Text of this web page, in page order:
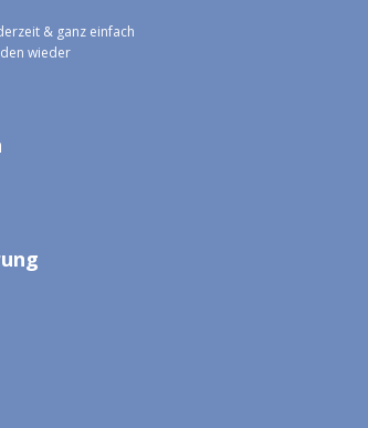
& ganz einfach
wieder